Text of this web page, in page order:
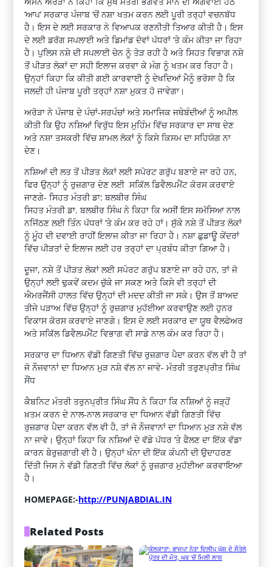
‘ਆਪ’ ਸਰਕਾਰ ਪੰਜਾਬ ‘ਚੋਂ ਨਸ਼ਾ ਖਤਮ ਕਰਨ ਲਈ ਪੂਰੀ ਤਰ੍ਹਾਂ ਵਚਨਬੱਧ
ਹੈ। ਇਸ ਦੇ ਲਈ ਸਰਕਾਰ ਨੇ ਵਿਆਪਕ ਰਣਨੀਤੀ ਤਿਆਰ ਕੀਤੀ ਹੈ। ਇਸ
ਦੇ ਲਈ ਡਰੱਗ ਸਪਲਾਈ ਅਤੇ ਡਿਮਾਂਡ ਦੋਵਾਂ ਪੱਧਰਾਂ ‘ਤੇ ਕੰਮ ਕੀਤਾ ਜਾ ਰਿਹਾ
ਹੈ। ਪੁਲਿਸ ਨਸ਼ੇ ਦੀ ਸਪਲਾਈ ਚੇਨ ਨੂੰ ਤੋੜ ਰਹੀ ਹੈ ਅਤੇ ਸਿਹਤ ਵਿਭਾਗ ਨਸ਼ੇ
ਤੋਂ ਪੀੜਤ ਲੋਕਾਂ ਦਾ ਸਹੀ ਇਲਾਜ ਕਰਵਾ ਕੇ ਮੰਗ ਨੂੰ ਖਤਮ ਕਰ ਰਿਹਾ ਹੈ।
ਉਨ੍ਹਾਂ ਕਿਹਾ ਕਿ ਕੀਤੀ ਗਈ ਕਾਰਵਾਈ ਨੂੰ ਦੇਖਦਿਆਂ ਮੈਨੂੰ ਭਰੋਸਾ ਹੈ ਕਿ
ਜਲਦੀ ਹੀ ਪੰਜਾਬ ਪੂਰੀ ਤਰ੍ਹਾਂ ਨਸ਼ਾ ਮੁਕਤ ਹੋ ਜਾਵੇਗਾ।
ਅਰੋੜਾ ਨੇ ਪੰਜਾਬ ਦੇ ਪੰਚਾਂ-ਸਰਪੰਚਾਂ ਅਤੇ ਸਮਾਜਿਕ ਜਥੇਬੰਦੀਆਂ ਨੂੰ ਅਪੀਲ
ਕੀਤੀ ਕਿ ਉਹ ਨਸ਼ਿਆਂ ਵਿਰੁੱਧ ਇਸ ਮੁਹਿੰਮ ਵਿੱਚ ਸਰਕਾਰ ਦਾ ਸਾਥ ਦੇਣ
ਅਤੇ ਨਸ਼ਾ ਤਸਕਰੀ ਵਿੱਚ ਸ਼ਾਮਲ ਲੋਕਾਂ ਨੂੰ ਕਿਸੇ ਕਿਸਮ ਦਾ ਸਹਿਯੋਗ ਨਾ
ਦੇਣ।
ਨਸ਼ਿਆਂ ਦੀ ਲਤ ਤੋਂ ਪੀੜਤ ਲੋਕਾਂ ਲਈ ਸਪੋਰਟ ਗਰੁੱਪ ਬਣਾਏ ਜਾ ਰਹੇ ਹਨ,
ਫਿਰ ਉਨ੍ਹਾਂ ਨੂੰ ਰੁਜ਼ਗਾਰ ਦੇਣ ਲਈ ਸਕਿੱਲ ਡਿਵੈਲਪਮੈਂਟ ਕੋਰਸ ਕਰਵਾਏ
ਜਾਣਗੇ- ਸਿਹਤ ਮੰਤਰੀ ਡਾ: ਬਲਬੀਰ ਸਿੰਘ
ਸਿਹਤ ਮੰਤਰੀ ਡਾ. ਬਲਬੀਰ ਸਿੰਘ ਨੇ ਕਿਹਾ ਕਿ ਅਸੀਂ ਇਸ ਸਮੱਸਿਆ ਨਾਲ
ਨਜਿੱਠਣ ਲਈ ਤਿੰਨ ਪੱਧਰਾਂ ‘ਤੇ ਕੰਮ ਕਰ ਰਹੇ ਹਾਂ। ਸੁੱਕੇ ਨਸ਼ੇ ਤੋਂ ਪੀੜਤ ਲੋਕਾਂ
ਨੂੰ ਮੂੰਹ ਦੀ ਦਵਾਈ ਰਾਹੀਂ ਇਲਾਜ ਕੀਤਾ ਜਾ ਰਿਹਾ ਹੈ। ਨਸ਼ਾ ਛੁਡਾਊ ਕੇਂਦਰਾਂ
ਵਿੱਚ ਪੀੜਤਾਂ ਦੇ ਇਲਾਜ ਲਈ ਹਰ ਤਰ੍ਹਾਂ ਦਾ ਪ੍ਰਬੰਧ ਕੀਤਾ ਗਿਆ ਹੈ।
ਦੂਜਾ, ਨਸ਼ੇ ਤੋਂ ਪੀੜਤ ਲੋਕਾਂ ਲਈ ਸਪੋਰਟ ਗਰੁੱਪ ਬਣਾਏ ਜਾ ਰਹੇ ਹਨ, ਤਾਂ ਜੋ
ਉਨ੍ਹਾਂ ਲਈ ਢੁਕਵੇਂ ਕਦਮ ਚੁੱਕੇ ਜਾ ਸਕਣ ਅਤੇ ਕਿਸੇ ਵੀ ਤਰ੍ਹਾਂ ਦੀ
ਐਮਰਜੈਂਸੀ ਹਾਲਤ ਵਿੱਚ ਉਨ੍ਹਾਂ ਦੀ ਮਦਦ ਕੀਤੀ ਜਾ ਸਕੇ। ਉਸ ਤੋਂ ਬਾਅਦ
ਤੀਜੇ ਪੜਾਅ ਵਿੱਚ ਉਨ੍ਹਾਂ ਨੂੰ ਰੁਜ਼ਗਾਰ ਮੁਹੱਈਆ ਕਰਵਾਉਣ ਲਈ ਹੁਨਰ
ਵਿਕਾਸ ਕੋਰਸ ਕਰਵਾਏ ਜਾਣਗੇ। ਇਸ ਦੇ ਲਈ ਸਰਕਾਰ ਦਾ ਯੂਥ ਵੈਲਫੇਅਰ
ਅਤੇ ਸਕਿੱਲ ਡਿਵੈਲਪਮੈਂਟ ਵਿਭਾਗ ਵੀ ਸਾਡੇ ਨਾਲ ਕੰਮ ਕਰ ਰਿਹਾ ਹੈ।
ਸਰਕਾਰ ਦਾ ਧਿਆਨ ਵੱਡੀ ਗਿਣਤੀ ਵਿੱਚ ਰੁਜ਼ਗਾਰ ਪੈਦਾ ਕਰਨ ਵੱਲ ਵੀ ਹੈ ਤਾਂ
ਜੋ ਨੌਜਵਾਨਾਂ ਦਾ ਧਿਆਨ ਮੁੜ ਨਸ਼ੇ ਵੱਲ ਨਾ ਜਾਵੇ- ਮੰਤਰੀ ਤਰੁਣਪ੍ਰੀਤ ਸਿੰਘ
ਸੌਂਧ
ਕੈਬਨਿਟ ਮੰਤਰੀ ਤਰੁਨਪ੍ਰੀਤ ਸਿੰਘ ਸੌਂਧ ਨੇ ਕਿਹਾ ਕਿ ਨਸ਼ਿਆਂ ਨੂੰ ਜੜ੍ਹੋਂ
ਖ਼ਤਮ ਕਰਨ ਦੇ ਨਾਲ-ਨਾਲ ਸਰਕਾਰ ਦਾ ਧਿਆਨ ਵੱਡੀ ਗਿਣਤੀ ਵਿੱਚ
ਰੁਜ਼ਗਾਰ ਪੈਦਾ ਕਰਨ ਵੱਲ ਵੀ ਹੈ, ਤਾਂ ਜੋ ਨੌਜਵਾਨਾਂ ਦਾ ਧਿਆਨ ਮੁੜ ਨਸ਼ੇ ਵੱਲ
ਨਾ ਜਾਵੇ। ਉਨ੍ਹਾਂ ਕਿਹਾ ਕਿ ਨਸ਼ਿਆਂ ਦੇ ਵੱਡੇ ਪੱਧਰ ’ਤੇ ਫੈਲਣ ਦਾ ਇੱਕ ਵੱਡਾ
ਕਾਰਨ ਬੇਰੁਜ਼ਗਾਰੀ ਵੀ ਹੈ। ਉਨ੍ਹਾਂ ਖੰਨਾ ਦੀ ਇੱਕ ਕੰਪਨੀ ਦੀ ਉਦਾਹਰਣ
ਦਿੱਤੀ ਜਿਸ ਨੇ ਵੱਡੀ ਗਿਣਤੀ ਵਿੱਚ ਲੋਕਾਂ ਨੂੰ ਰੁਜ਼ਗਾਰ ਮੁਹੱਈਆ ਕਰਵਾਇਆ
ਹੈ।
HOMEPAGE:-http://PUNJABDIAL.IN
Related Posts